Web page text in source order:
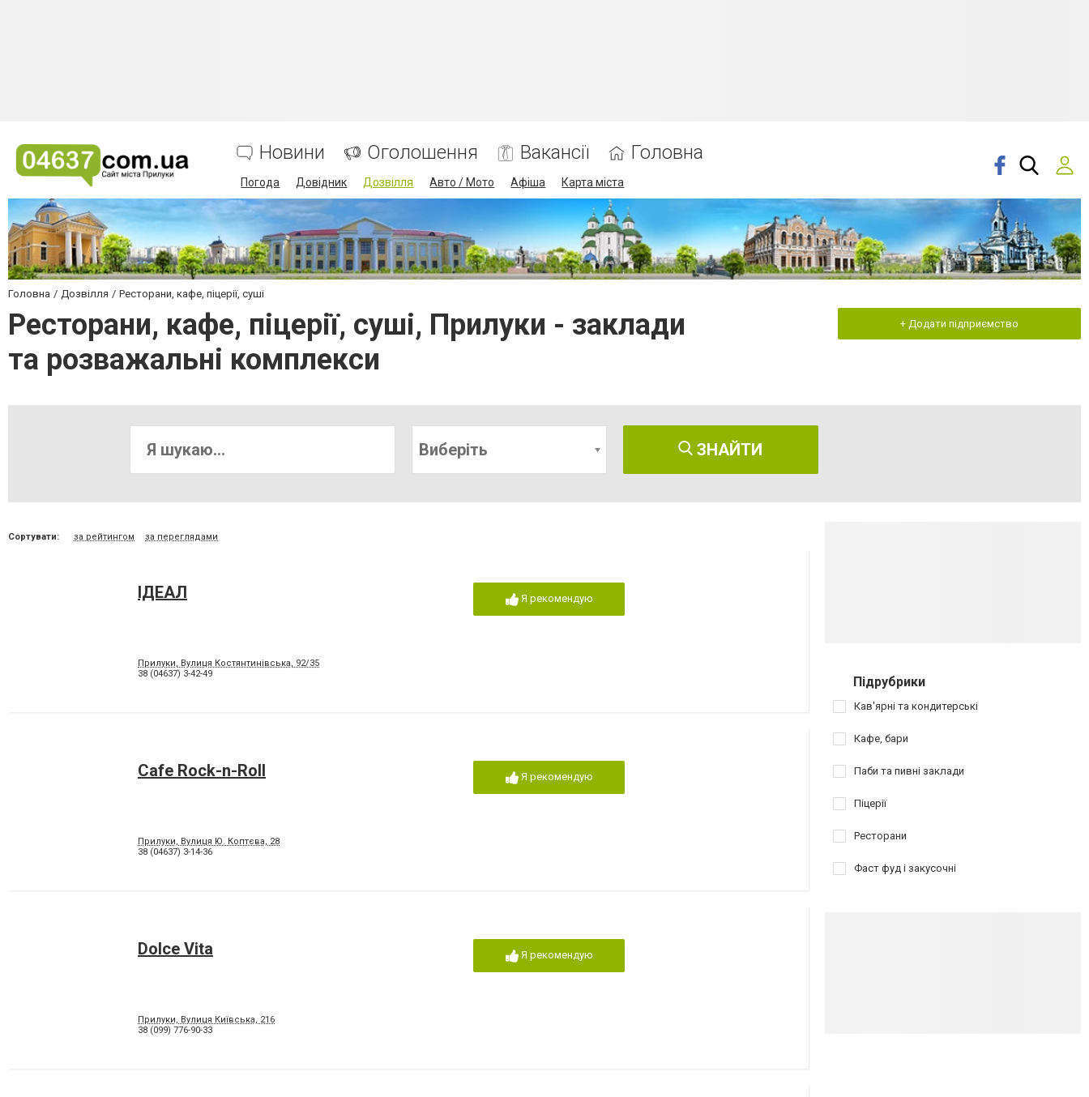
Новини Оголошення Вакансії Головна
Погода Довідник Дозвілля Авто / Мото Афіша Карта міста
Головна Дозвілля Ресторани, кафе, піцерії, суші
Ресторани, кафе, піцерії, суші, Прилуки - заклади
та розважальні комплекси
+ Додати підприємство
Виберіть ЗНАЙТИ
Сортувати: за рейтингом за переглядами
ІДЕАЛ
Прилуки, Вулиця Костянтинівська, 92/35
38 (04637) 3-42-49
Я рекомендую
Cafe Rock-n-Roll
Прилуки, Вулиця Ю. Коптєва, 28
38 (04637) 3-14-36
Я рекомендую
Dolce Vita
Прилуки, Вулиця Київська, 216
38 (099) 776-90-33
Я рекомендую
Підрубрики
Кав'ярні та кондитерські
Кафе, бари
Паби та пивні заклади
Піцерії
Ресторани
Фаст фуд і закусочні